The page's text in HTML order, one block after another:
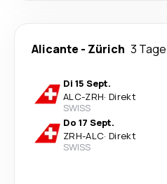
Alicante - Zürich 3 Tage
Di 15 Sept.
ALC-ZRH· Direkt
SWISS
Do 17 Sept.
ZRH-ALC· Direkt
SWISS